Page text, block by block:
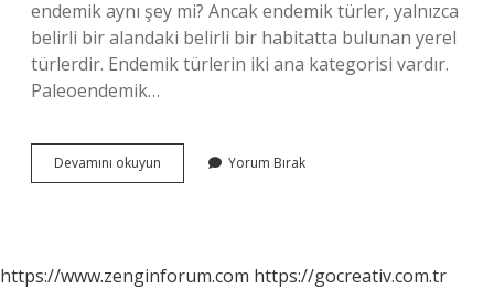
endemik aynı şey mi? Ancak endemik türler, yalnızca
belirli bir alandaki belirli bir habitatta bulunan yerel
türlerdir. Endemik türlerin iki ana kategorisi vardır.
Paleoendemik…
Devamını okuyun
Bitki
Yorum Bırak
https://www.zenginforum.com https://gocreativ.com.tr